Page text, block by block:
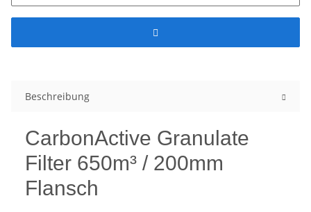
Beschreibung
CarbonActive Granulate
Filter 650m³ / 200mm
Flansch